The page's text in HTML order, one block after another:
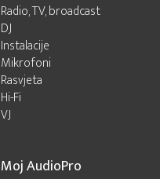
Radio, TV, broadcast
DJ
Instalacije
Mikrofoni
Rasvjeta
Hi-Fi
VJ
Moj AudioPro